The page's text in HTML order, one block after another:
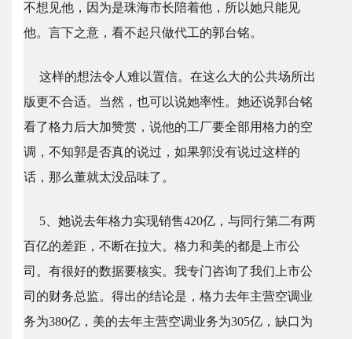
不想见他，因为是珠海市长陪着他，所以她只能见
他。言下之意，看不起只做代工的郭台铭。
这样的想法令人难以置信。在这么大的公共场所出
版更不合适。当然，也可以说她率性。她还说郭台铭
看了格力后大加赞赏，说他的工厂要全部用格力的空
调，不知郭是否真的说过，如果郭没有说过这样的
话，那么董就太没品味了。
5、她说去年格力实现销售420亿，与同行第二有两
百亿的差距，不断在拉大。格力和美的都是上市公
司。有很好的数据要核实。我专门咨询了我们上市公
司的财务总监。得出的结论是，格力去年主营空调业
务为380亿，美的去年主营空调业务为305亿，缺口为